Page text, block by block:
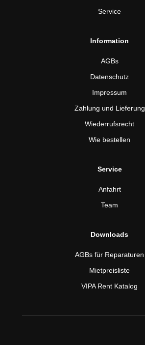
Service
Information
AGBs
Datenschutz
Impressum
Zahlung und Lieferung
Wiederrufsrecht
Wie bestellen
Service
Anfahrt
Team
Downloads
AGBs für Reparaturen
Mietpreisliste
VIPA Rent Katalog